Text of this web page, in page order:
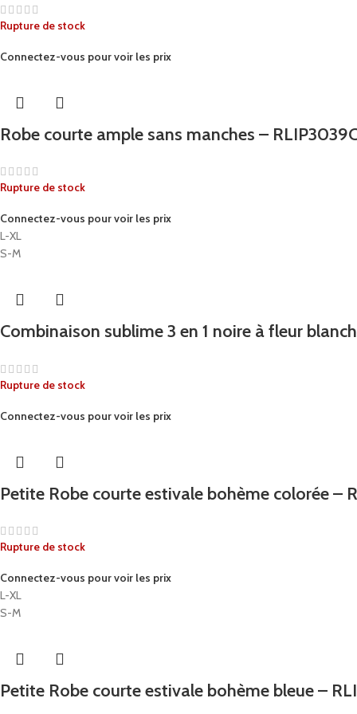
Rupture de stock
Connectez-vous pour voir les prix
Robe courte ample sans manches –
Rupture de stock
Connectez-vous pour voir les prix
L-XL
S-M
Combinaison sublime 3 en 1 noire à fleur
Rupture de stock
Connectez-vous pour voir les prix
Petite Robe courte estivale bohème colorée –
Rupture de stock
Connectez-vous pour voir les prix
L-XL
S-M
Petite Robe courte estivale bohème bleue –